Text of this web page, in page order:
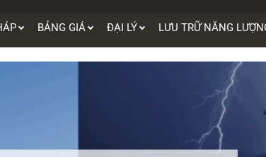
BẢNG GIÁ ĐẠI LÝ LƯU TRỮ NĂNG